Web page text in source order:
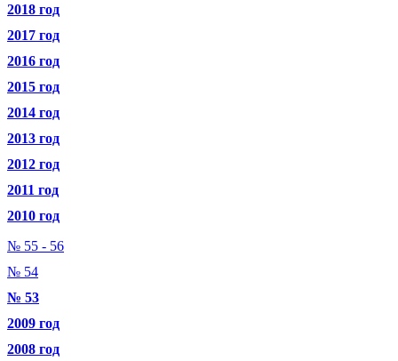
2018 год
2017 год
2016 год
2015 год
2014 год
2013 год
2012 год
2011 год
2010 год
№ 55 - 56
№ 54
№ 53
2009 год
2008 год